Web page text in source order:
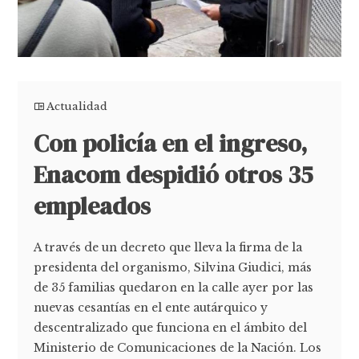
Actualidad
Con policía en el ingreso,
Enacom despidió otros 35
empleados
A través de un decreto que lleva la firma de la
presidenta del organismo, Silvina Giudici, más
de 35 familias quedaron en la calle ayer por las
nuevas cesantías en el ente autárquico y
descentralizado que funciona en el ámbito del
Ministerio de Comunicaciones de la Nación. Los